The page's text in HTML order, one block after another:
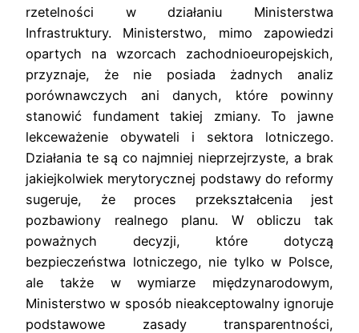
rzetelności w działaniu Ministerstwa
Infrastruktury. Ministerstwo, mimo zapowiedzi
opartych na wzorcach zachodnioeuropejskich,
przyznaje, że nie posiada żadnych analiz
porównawczych ani danych, które powinny
stanowić fundament takiej zmiany. To jawne
lekceważenie obywateli i sektora lotniczego.
Działania te są co najmniej nieprzejrzyste, a brak
jakiejkolwiek merytorycznej podstawy do reformy
sugeruje, że proces przekształcenia jest
pozbawiony realnego planu. W obliczu tak
poważnych decyzji, które dotyczą
bezpieczeństwa lotniczego, nie tylko w Polsce,
ale także w wymiarze międzynarodowym,
Ministerstwo w sposób nieakceptowalny ignoruje
podstawowe zasady transparentności,